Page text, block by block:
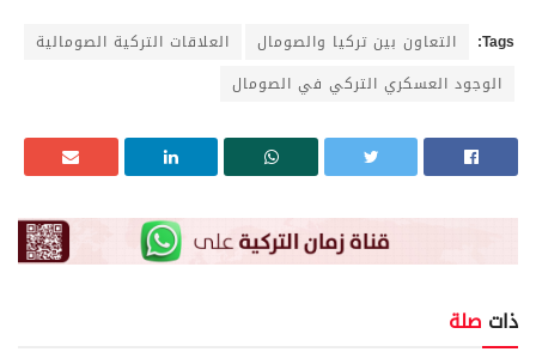
Tags: التعاون بين تركيا والصومال
العلاقات التركية الصومالية
الوجود العسكري التركي في الصومال
ذات صلة